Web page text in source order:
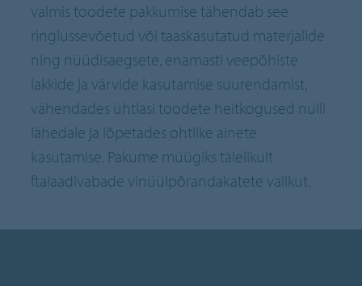
valmis toodete pakkumise tähendab see
ringlussevõetud või taaskasutatud materjalide
ning nüüdisaegsete, enamasti veepõhiste
lakkide ja värvide kasutamise suurendamist,
vähendades ühtlasi toodete heitkogused nulli
lähedale ja lõpetades ohtlike ainete
kasutamise. Pakume müügiks täielikult
ftalaadivabade vinüülpõrandakatete valikut.